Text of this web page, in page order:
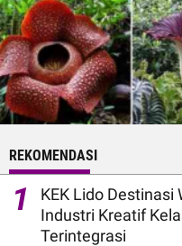
REKOMENDASI
1
KEK Lido Destinasi
Industri Kreatif
Terintegrasi